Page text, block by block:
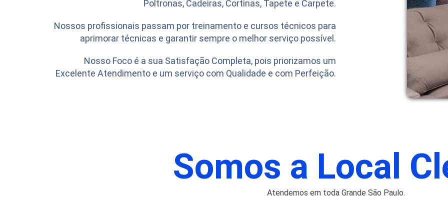
Poltronas, Cadeiras, Cortinas, Tapete e Carpete.
Nossos profissionais passam por treinamento e cursos técnicos para
aprimorar técnicas e garantir sempre o melhor serviço possível.
Nosso Foco é a sua Satisfação Completa, pois priorizamos um
Excelente Atendimento e um serviço com Qualidade e com Perfeição.
Somos a Local
Atendemos em toda Grande São Paulo.